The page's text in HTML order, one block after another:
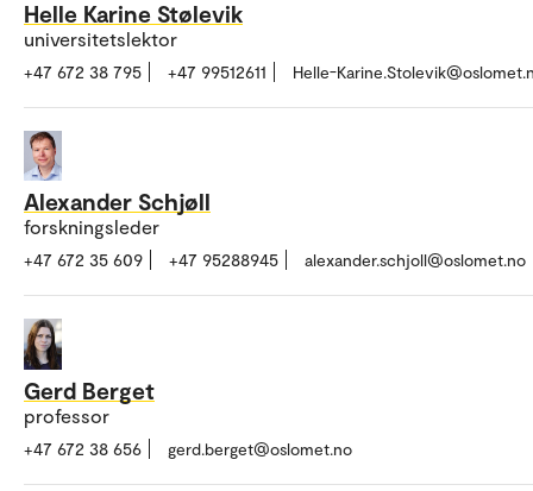
Helle Karine Stølevik
universitetslektor
+47 672 38 795 +47 99512611 Helle-
Alexander Schjøll
forskningsleder
+47 672 35 609 +47 95288945 alexander.schjoll@oslomet.no
Gerd Berget
professor
+47 672 38 656 gerd.berget@oslomet.no